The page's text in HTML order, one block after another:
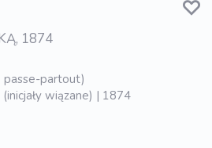
1874
partout)
wiązane) | 1874